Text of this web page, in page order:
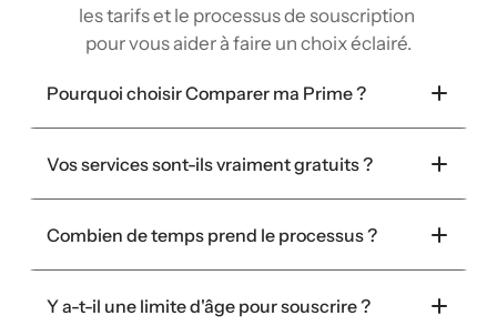
les tarifs et le processus de souscription
pour vous aider à faire un choix éclairé.
Pourquoi choisir Comparer ma Prime ?
Vos services sont-ils vraiment gratuits ?
Combien de temps prend le processus ?
Y a-t-il une limite d'âge pour souscrire ?